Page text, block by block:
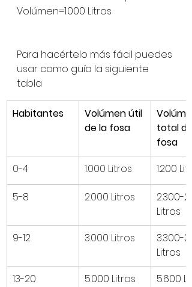
Volúmen=1.000 Litros
Para hacértelo más fácil puedes
usar como guía la siguiente
tabla
Habitantes
Volúmen útil
de la fosa
total de
fosa
0-4
1.000 Litros 1.200
5-8 2.000 Litros
2.300-
Litros
9-12
3.000 Litros
3.300-
Litros
13-20
5.000 Litros 5.600